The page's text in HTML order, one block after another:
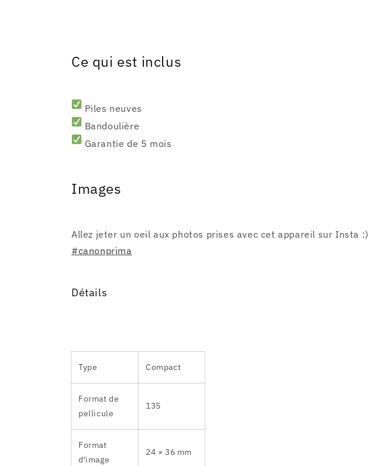
Ce qui est inclus
Piles neuves
Bandoulière
Garantie de 5 mois
Images
Allez jeter un oeil aux photos prises avec cet appareil sur Insta :)
#canonprima
Détails
Type Compact
Format de
pellicule
135
Format
d'image
24 × 36 mm